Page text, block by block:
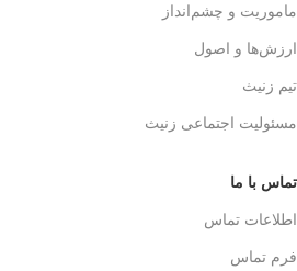
ماموریت و چشم‌انداز
ارزش‌ها و اصول
تیم زنیث
مسئولیت اجتماعی زنیث
تماس با ما
اطلاعات تماس
فرم تماس